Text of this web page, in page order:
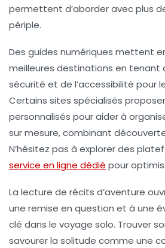
permettent d’aborder avec plus
périple.
Des guides numériques mettent
meilleures destinations en tenant
sécurité et de l’accessibilité pour
Certains sites spécialisés
personnalisés pour aider à
sur mesure, combinant
N’hésitez pas à explorer des
service en ligne dédié pour
La lecture de récits d’aventure
une remise en question et à une
clé dans le voyage solo. Trouver
savourer la solitude comme une